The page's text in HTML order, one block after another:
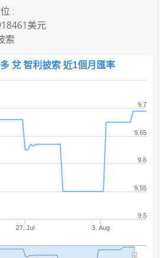
:
美元
索
兌 智利披索 近1個月匯率
27. Jul 3. Aug
9.5
9.55
9.6
9.65
9.7